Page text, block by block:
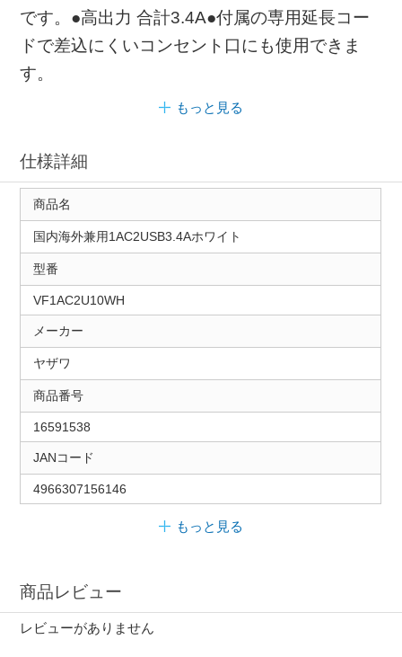
です。●高出力 合計3.4A●付属の専用延長コー
ドで差込にくいコンセント口にも使用できま
す。
もっと見る
仕様詳細
商品名
国内海外兼用1AC2USB3.4Aホワイト
型番
VF1AC2U10WH
メーカー
ヤザワ
商品番号
16591538
JANコード
4966307156146
もっと見る
商品レビュー
レビューがありません